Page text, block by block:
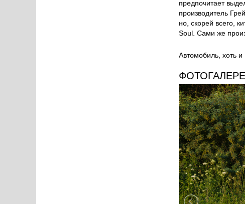
предпочитает
производитель
но, скорей всего,
Soul. Сами же
Автомобиль, хоть и